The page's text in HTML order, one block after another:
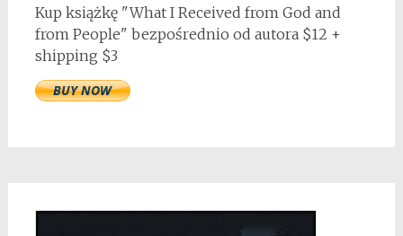
Kup książkę "What I Received from God and
from People" bezpośrednio od autora $12 +
shipping $3